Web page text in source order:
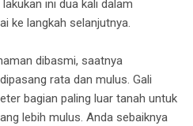
ini dua kali dalam
ke langkah selanjutnya.
dibasmi, saatnya
rata dan mulus. Gali
bagian paling luar tanah untuk
lebih mulus. Anda sebaiknya